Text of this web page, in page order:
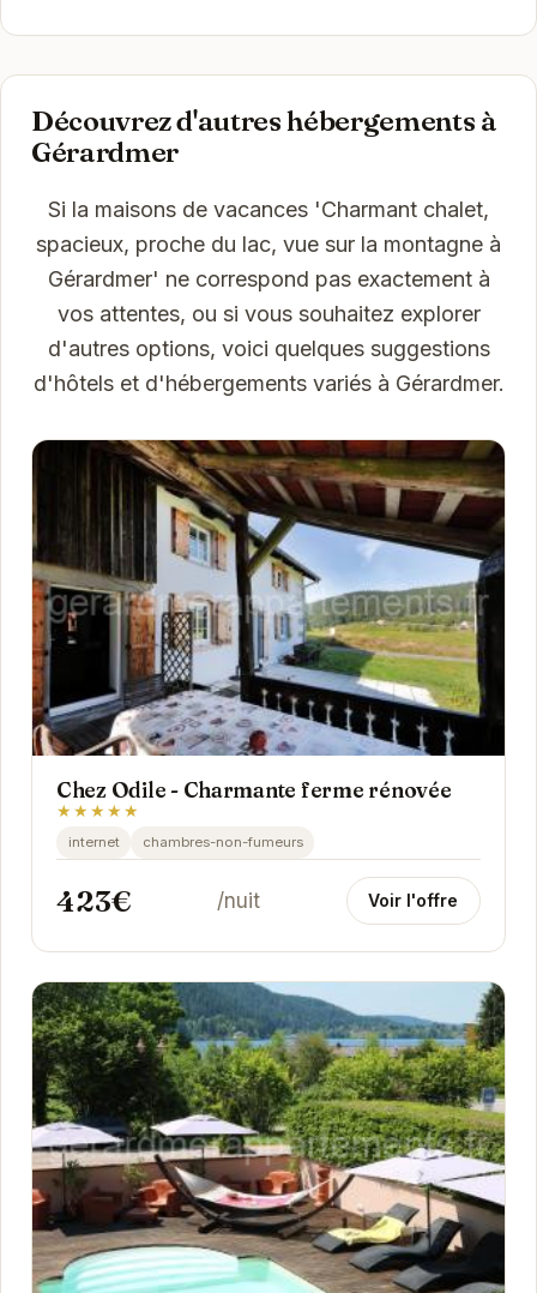
Découvrez d'autres hébergements à
Gérardmer
Si la maisons de vacances 'Charmant chalet,
spacieux, proche du lac, vue sur la montagne à
Gérardmer' ne correspond pas exactement à
vos attentes, ou si vous souhaitez explorer
d'autres options, voici quelques suggestions
d'hôtels et d'hébergements variés à Gérardmer.
Chez Odile - Charmante ferme rénovée
★★★★★
internet chambres-non-fumeurs
423€ /nuit Voir l'offre